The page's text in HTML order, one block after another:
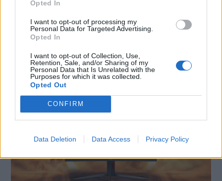
Opted In
I want to opt-out of processing my
Personal Data for Targeted Advertising.
Opted In
I want to opt-out of Collection, Use,
Retention, Sale, and/or Sharing of my
Personal Data that Is Unrelated with the
Purposes for which it was collected.
Opted Out
CONFIRM
Data Deletion Data Access Privacy Policy
AGON BY AOC PRESENTA IL NUOVO MONITOR
CON 3 REFRESH RATE: ECCO IL GAMING
CQ32G4ZA